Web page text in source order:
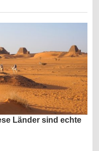
Länder sind echte